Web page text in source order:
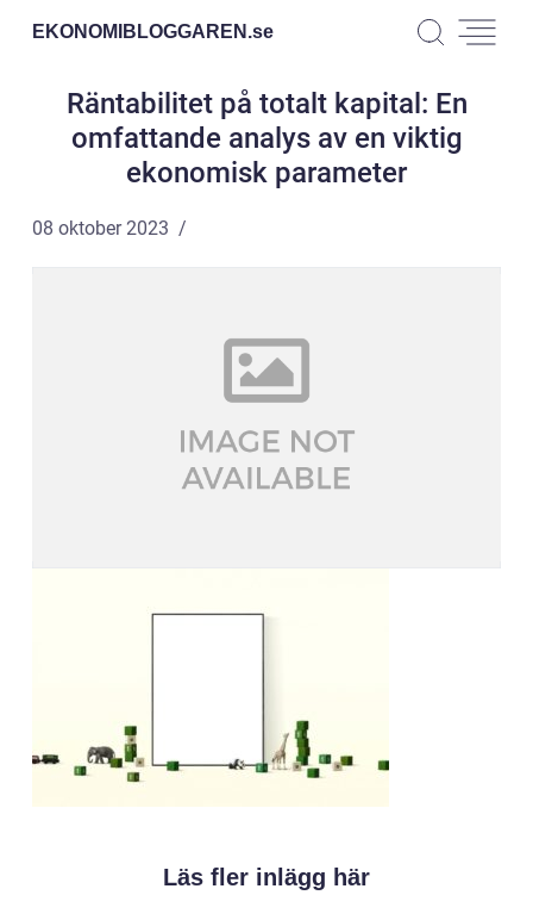
EKONOMIBLOGGAREN.se
Räntabilitet på totalt kapital: En
omfattande analys av en viktig
ekonomisk parameter
08 oktober 2023
Läs fler inlägg här